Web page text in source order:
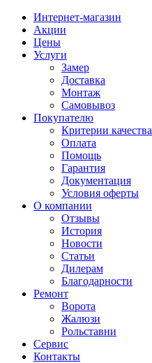
Интернет-магазин
Акции
Цены
Услуги
Замер
Доставка
Монтаж
Самовывоз
Покупателю
Критерии качества
Оплата
Помощь
Гарантия
Документация
Условия оферты
О компании
Отзывы
История
Новости
Статьи
Дилерам
Благодарности
Ремонт
Ворота
Жалюзи
Рольставни
Сервис
Контакты